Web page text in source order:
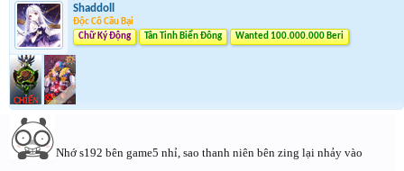
Shaddoll
Độc Cô Cầu Bại
Chữ Ký Động
Tân Tinh Biển Đông Wanted 100.000.000 Beri
Nhớ s192 bên game5 nhỉ, sao thanh niên bên zing lại nhảy vào